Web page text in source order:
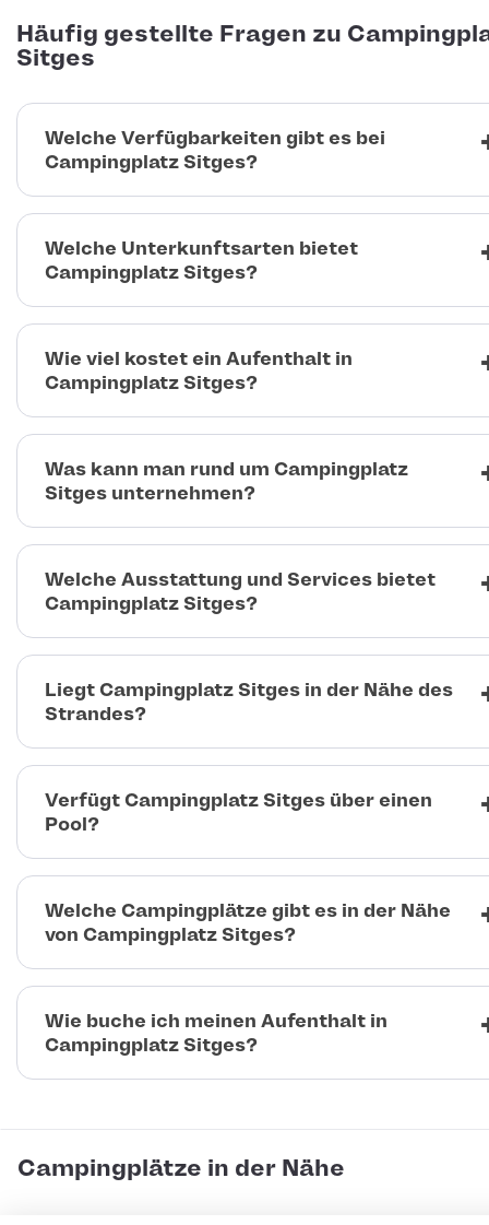
Häufig gestellte Fragen zu
Sitges
Welche Verfügbarkeiten gibt es bei
Campingplatz Sitges?
Welche Unterkunftsarten bietet
Campingplatz Sitges?
Wie viel kostet ein Aufenthalt in
Campingplatz Sitges?
Was kann man rund um Campingplatz
Sitges unternehmen?
Welche Ausstattung und Services bietet
Campingplatz Sitges?
Liegt Campingplatz Sitges in der Nähe des
Strandes?
Verfügt Campingplatz Sitges über einen
Pool?
Welche Campingplätze gibt es in der Nähe
von Campingplatz Sitges?
Wie buche ich meinen Aufenthalt in
Campingplatz Sitges?
Campingplätze in der Nähe